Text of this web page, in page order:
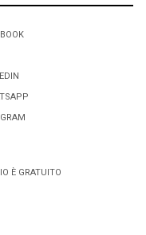
È GRATUITO